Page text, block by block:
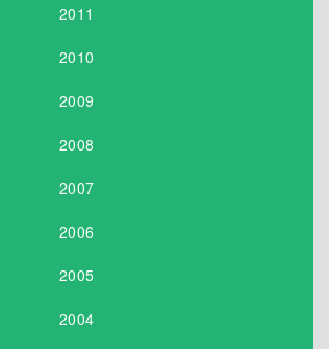
2011
2010
2009
2008
2007
2006
2005
2004